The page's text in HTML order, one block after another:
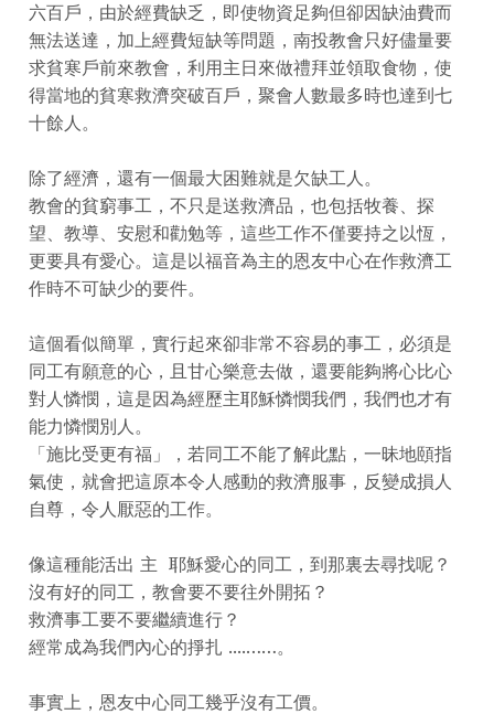
六百戶，由於經費缺乏，即使物資足夠但卻因缺油費而
無法送達，加上經費短缺等問題，南投教會只好儘量要
求貧寒戶前來教會，利用主日來做禮拜並領取食物，使
得當地的貧寒救濟突破百戶，聚會人數最多時也達到七
十餘人。
除了經濟，還有一個最大困難就是欠缺工人。
教會的貧窮事工，不只是送救濟品，也包括牧養、探
望、教導、安慰和勸勉等，這些工作不僅要持之以恆，
更要具有愛心。這是以福音為主的恩友中心在作救濟工
作時不可缺少的要件。
這個看似簡單，實行起來卻非常不容易的事工，必須是
同工有願意的心，且甘心樂意去做，還要能夠將心比心
對人憐憫，這是因為經歷主耶穌憐憫我們，我們也才有
能力憐憫別人。
「施比受更有福」，若同工不能了解此點，一昧地頤指
氣使，就會把這原本令人感動的救濟服事，反變成損人
自尊，令人厭惡的工作。
像這種能活出 主 耶穌愛心的同工，到那裏去尋找呢？
沒有好的同工，教會要不要往外開拓？
救濟事工要不要繼續進行？
經常成為我們內心的掙扎 ....……。
事實上，恩友中心同工幾乎沒有工價。